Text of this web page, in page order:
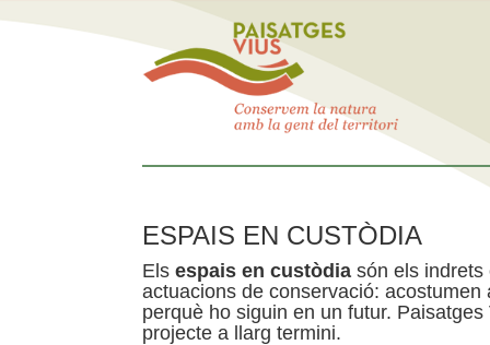
ESPAIS EN CUSTÒDIA
Els espais en custòdia són els indrets
actuacions de conservació:
perquè ho siguin en un futur.
projecte a llarg termini.